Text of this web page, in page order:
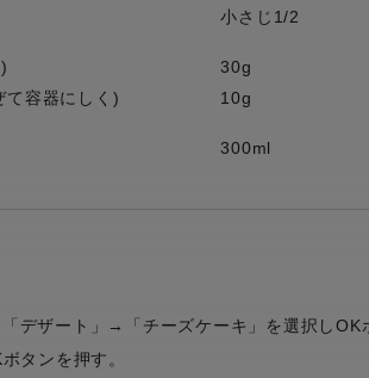
小さじ1/2
30g
て容器にしく)
10g
300ml
デザート」→「チーズケーキ」を選択しOK
タンを押す。